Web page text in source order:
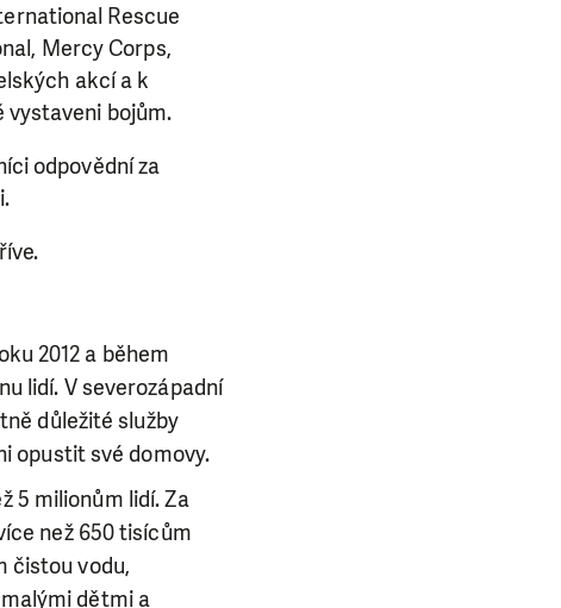
Rescue
Mercy Corps,
akcí a k
vystaveni bojům.
odpovědní za
2012 a během
lidí. V severozápadní
důležité služby
opustit své domovy.
5 milionům lidí. Za
než 650 tisícům
čistou vodu,
dětmi a